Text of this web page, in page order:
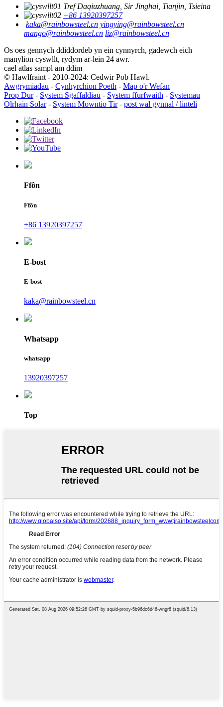
Tref Daqiuzhuang, Sir Jinghai, Tianjin, Tsieina
+86 13920397257
kaka@rainbowsteel.cn yingying@rainbowsteel.cn
mango@rainbowsteel.cn liz@rainbowsteel.cn
Os oes gennych ddiddordeb yn ein cynnyrch, gadewch eich
manylion cyswllt, rydym ar-lein 24 awr.
cael atlas sampl am ddim
© Hawlfraint - 2010-2024: Cedwir Pob Hawl.
Awgrymiadau - Cynhyrchion Poeth - Map o'r Wefan
Prop Dur- System Sgaffaldiau - System ffurfwaith - Systemau
Olrhain Solar- System Mowntio Tir- post wal gynnal / linteli
Ffôn
Ffôn
+86 13920397257
E-bost
E-bost
kaka@rainbowsteel.cn
Whatsapp
whatsapp
13920397257
Top